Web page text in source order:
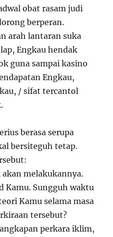
obat rasam judi
berperan.
arah lantaran suka
Engkau hendak
guna sampai kasino
Engkau,
/ sifat tercantol
berasa serupa
bersiteguh tetap.
melakukannya.
Kamu. Sungguh waktu
Kamu selama masa
tersebut?
perkara iklim,